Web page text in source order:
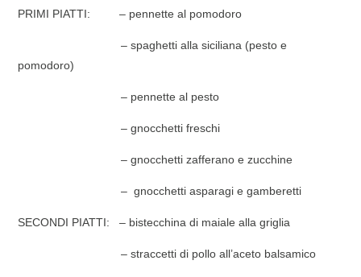
PRIMI PIATTI: – pennette al pomodoro
– spaghetti alla siciliana (pesto e
pomodoro)
– pennette al pesto
– gnocchetti freschi
– gnocchetti zafferano e zucchine
– gnocchetti asparagi e gamberetti
SECONDI PIATTI: – bistecchina di maiale alla griglia
– straccetti di pollo all’aceto balsamico